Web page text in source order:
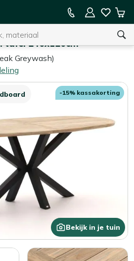
in uw winkelwagen.
op de hele collectie
240x120cm
Greywash)
Bekijk in je tuin
-15% kassakorting